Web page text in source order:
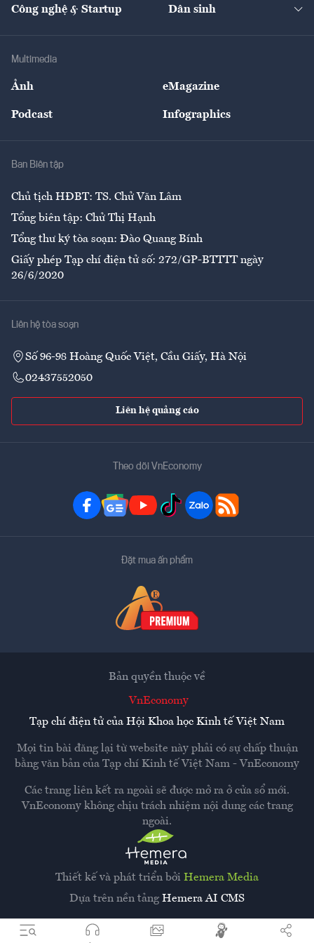
Tư vấn Nông sản
Giải trí
Công nghệ & Startup Dân sinh
Multimedia
Ảnh eMagazine
Podcast Infographics
Ban Biên tập
Chủ tịch HĐBT: TS. Chử Văn Lâm
Tổng biên tập: Chử Thị Hạnh
Tổng thư ký tòa soạn: Đào Quang Bính
Giấy phép Tạp chí điện tử số: 272/GP-BTTTT ngày
26/6/2020
Liên hệ tòa soạn
Số 96-98 Hoàng Quốc Việt, Cầu Giấy, Hà Nội
02437552050
Liên hệ quảng cáo
Theo dõi VnEconomy
Đặt mua ấn phẩm
Thiết kế và phát triển bởi Hemera Media
Dựa trên nền tảng Hemera AI CMS
Bản quyền thuộc về
VnEconomy
Tạp chí điện tử của Hội Khoa học Kinh tế Việt Nam
Mọi tin bài đăng lại từ website này phải có sự chấp thuận
bằng văn bản của Tạp chí Kinh tế Việt Nam - VnEconomy
Các trang liên kết ra ngoài sẽ được mở ra ở cửa sổ mới.
VnEconomy không chịu trách nhiệm nội dung các trang
ngoài.